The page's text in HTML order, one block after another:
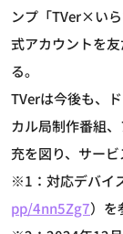
ンプ「TVer×い
式アカウントを
る。
TVerは今後も、
カル局制作番組
充を図り、サー
※1：対応デバイ
pp/4nn5Zg7）を